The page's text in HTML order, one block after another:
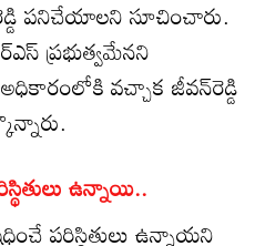
పనిచేయాలని సూచించారు.
ప్రభుత్వమేనని
అధికారంలోకి వచ్చాక జీవన్‌రెడ్డి
ఉన్నాయి..
పరిస్థితులు ఉన్నాయని